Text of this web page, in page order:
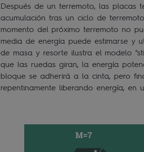
Después de un terremoto, las placas
acumulación tras un ciclo de
momento del próximo terremoto no
media de energía puede estimarse y
de masa y resorte ilustra el modelo
que las ruedas giran, la energía
bloque se adherirá a la cinta, pero
repentinamente liberando energía, en